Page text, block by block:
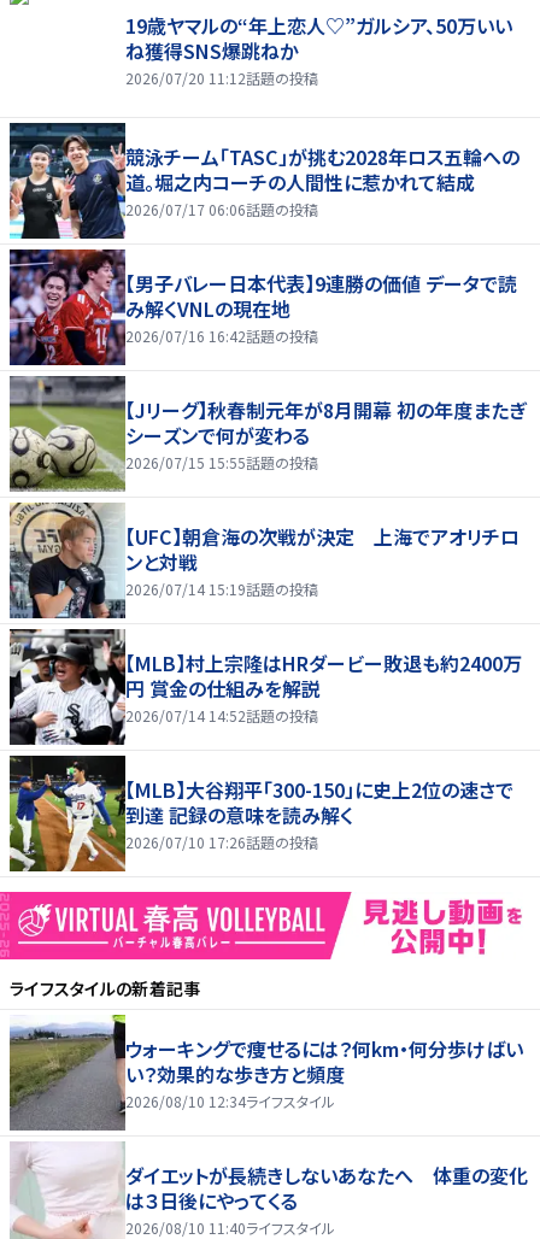
19歳ヤマルの“年上恋人♡”ガルシア、50万いい
ね獲得SNS爆跳ねか
2026/07/20 11:12話題の投稿
競泳チーム「TASC」が挑む2028年ロス五輪への
道。堀之内コーチの人間性に惹かれて結成
2026/07/17 06:06話題の投稿
【男子バレー日本代表】9連勝の価値 データで読
み解くVNLの現在地
2026/07/16 16:42話題の投稿
【Jリーグ】秋春制元年が8月開幕 初の年度またぎ
シーズンで何が変わる
2026/07/15 15:55話題の投稿
【UFC】朝倉海の次戦が決定 上海でアオリチロ
ンと対戦
2026/07/14 15:19話題の投稿
【MLB】村上宗隆はHRダービー敗退も約2400万
円 賞金の仕組みを解説
2026/07/14 14:52話題の投稿
【MLB】大谷翔平「300-150」に史上2位の速さで
到達 記録の意味を読み解く
2026/07/10 17:26話題の投稿
ライフスタイルの新着記事
ウォーキングで痩せるには？何km・何分歩けばい
い？効果的な歩き方と頻度
2026/08/10 12:34ライフスタイル
ダイエットが長続きしないあなたへ 体重の変化
は３日後にやってくる
2026/08/10 11:40ライフスタイル